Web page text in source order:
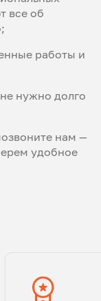
все об
работы и
нужно долго
нам —
удобное